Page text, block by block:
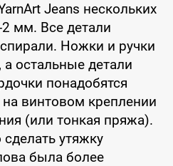
Jeans нескольких
мм. Все детали
Ножки и ручки
остальные детали
понадобятся
винтовом креплении
(или тонкая пряжа).
утяжку
была более